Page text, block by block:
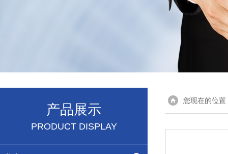
产品展示
PRODUCT DISPLAY
您现在的位置